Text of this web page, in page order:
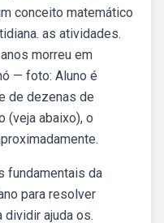
conceito matemático
as atividades.
morreu em
— foto: Aluno é
de dezenas de
(veja abaixo), o
fundamentais da
para resolver
ajuda os.